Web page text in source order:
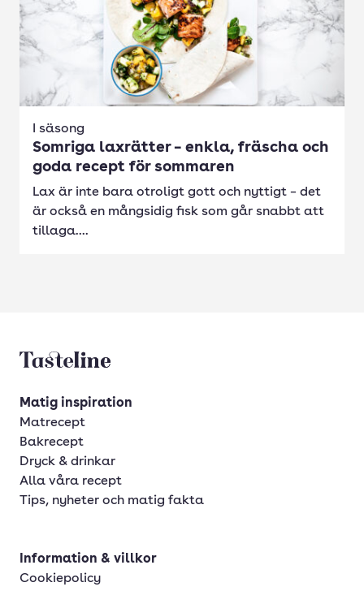
I säsong
Somriga laxrätter – enkla, fräscha och
goda recept för sommaren
Lax är inte bara otroligt gott och nyttigt – det
är också en mångsidig fisk som går snabbt att
tillaga....
Tasteline startsida
Matig inspiration
Matrecept
Bakrecept
Dryck & drinkar
Alla våra recept
Tips, nyheter och matig fakta
Information & villkor
Cookiepolicy